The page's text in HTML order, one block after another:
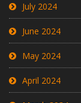
July 2024
June 2024
May 2024
April 2024